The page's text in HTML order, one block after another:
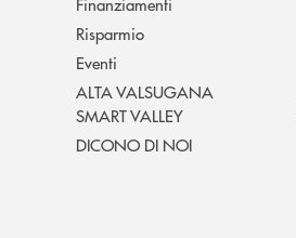
Risparmio
Eventi
ALTA VALSUGANA
SMART VALLEY
DICONO DI NOI